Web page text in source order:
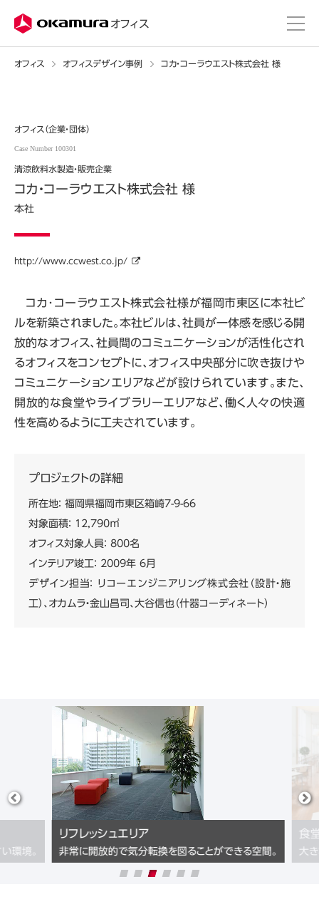
オフィス
オフィス オフィスデザイン事例 コカ・コーラウエスト株式会社 様
オフィス（企業・団体）
Case Number 100301
清涼飲料水製造・販売企業
コカ・コーラウエスト株式会社 様
本社
http://www.ccwest.co.jp/
コカ･コーラウエスト株式会社様が福岡市東区に本社ビ
ルを新築されました。本社ビルは、社員が一体感を感じる開
放的なオフィス、社員間のコミュニケーションが活性化され
るオフィスをコンセプトに、オフィス中央部分に吹き抜けや
コミュニケーションエリアなどが設けられています。また、
開放的な食堂やライブラリーエリアなど、働く人々の快適
性を高めるように工夫されています。
プロジェクトの詳細
所在地： 福岡県福岡市東区箱崎7-9-66
対象面積： 12,790㎡
オフィス対象人員： 800名
インテリア竣工： 2009年 6月
デザイン担当： リコーエンジニアリング株式会社（設計・施
工）、オカムラ・金山昌司、大谷信也（什器コーディネート）
境。
リフレッシュエリア
非常に開放的で気分転換を図ることができる空間。
食堂
大き